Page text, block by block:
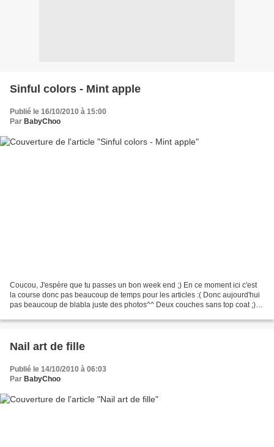
Sinful colors - Mint apple
Publié le 16/10/2010 à 15:00
Par BabyChoo
Coucou, J'espère que tu passes un bon week end ;) En ce moment ici c'est
la course donc pas beaucoup de temps pour les articles :( Donc aujourd'hui
pas beaucoup de blabla juste des photos^^ Deux couches sans top coat ;)
Nail art de fille
Publié le 14/10/2010 à 06:03
Par BabyChoo